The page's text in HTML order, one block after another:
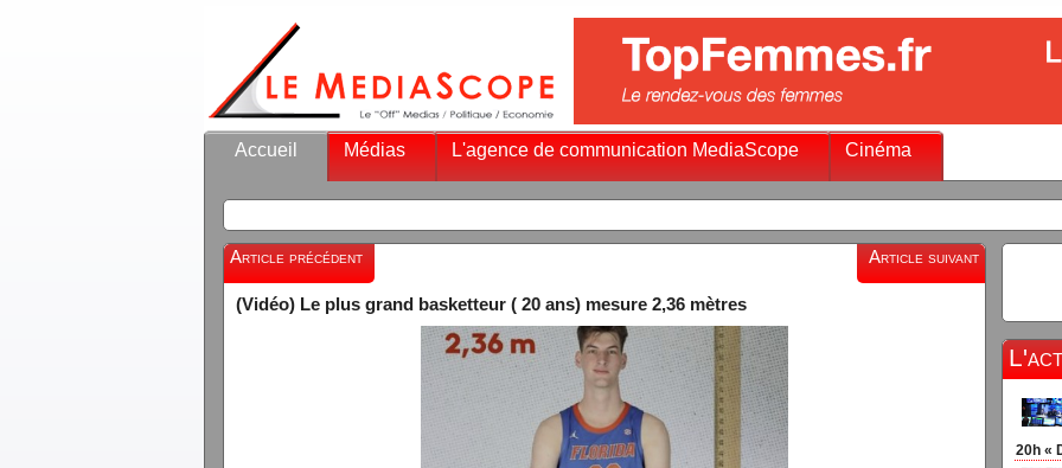
Accueil Médias L'agence de communication MediaScope Cinéma
Article précédent Article suivant
(Vidéo) Le plus grand basketteur ( 20 ans) mesure 2,36 mètres
20h «